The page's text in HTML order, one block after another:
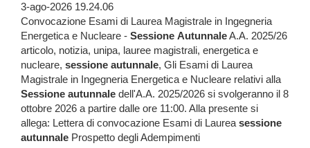
3-ago-2026 19.24.06
Convocazione Esami di Laurea Magistrale in Ingegneria
Energetica e Nucleare - Sessione AutunnaleA.A. 2025/26
articolo, notizia, unipa, lauree magistrali, energetica e
nucleare, sessione autunnale, Gli Esami di Laurea
Magistrale in Ingegneria Energetica e Nucleare relativi alla
Sessione autunnale dell'A.A. 2025/2026 si svolgeranno il 8
ottobre 2026 a partire dalle ore 11:00. Alla presente si
allega: Lettera di convocazione Esami di Laureasessione
autunnale Prospetto degli Adempimenti